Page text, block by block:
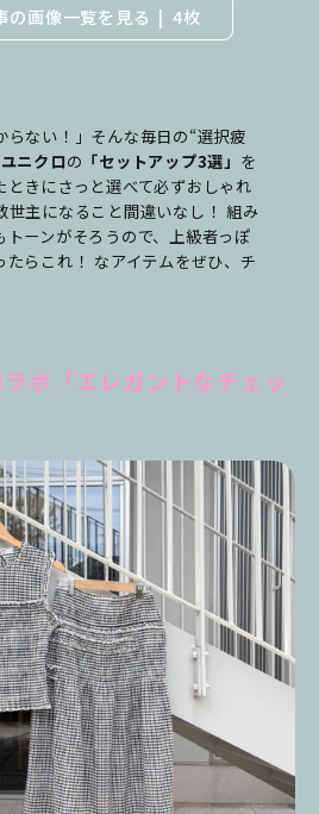
の画像一覧を見る 4枚
らない！」そんな毎日の“選択疲
ユニクロの 「セットアップ3選」 を
ときにさっと選べて必ずおしゃれ
世主になること間違いなし！ 組み
ーンがそろうので、上級者っぽ
たらこれ！ なアイテムをぜひ、チ
ボ「エレガントなチェッ